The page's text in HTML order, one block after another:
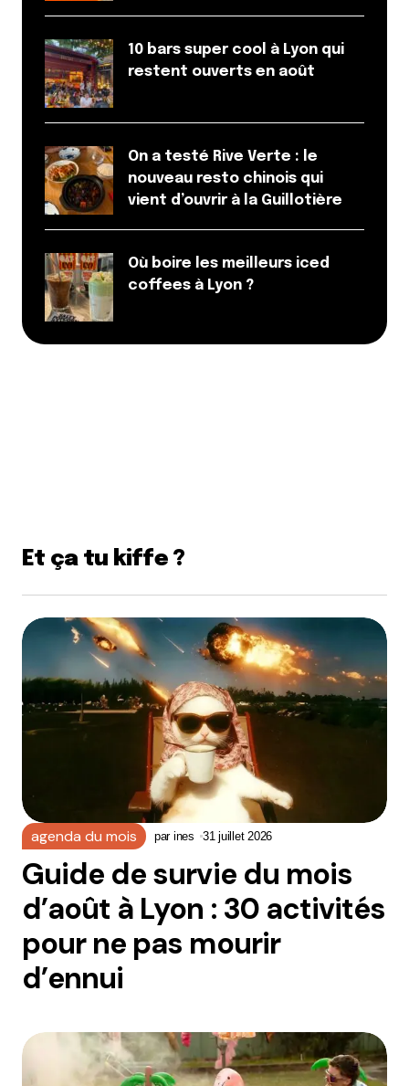
10 bars super cool à Lyon qui
restent ouverts en août
On a testé Rive Verte : le
nouveau resto chinois qui
vient d’ouvrir à la Guillotière
Où boire les meilleurs iced
coffees à Lyon ?
Et ça tu kiffe ?
agenda du mois par ines 31 juillet 2026
Guide de survie du mois
d’août à Lyon : 30 activités
pour ne pas mourir
d’ennui